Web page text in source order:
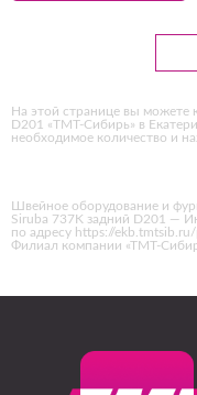
На этой странице вы можете
D201 «ТМТ-Сибирь» в
необходимое количество и
Швейное оборудование и
Siruba 737K задний D201 —
по адресу https://
Филиал компании «ТМТ-